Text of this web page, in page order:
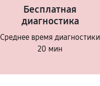
Бесплатная
диагностика
Среднее время диагностики
20 мин